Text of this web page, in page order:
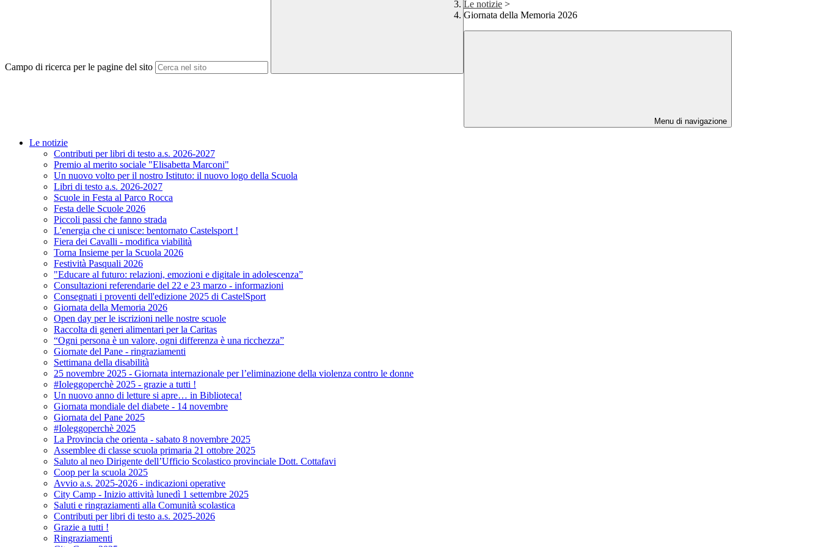
Campo di ricerca per le pagine del sito
Le notizie >
Giornata della Memoria 2026
Menu di navigazione
Le notizie
Contributi per libri di testo a.s. 2026-2027
Premio al merito sociale "Elisabetta Marconi"
Un nuovo volto per il nostro Istituto: il nuovo logo della Scuola
Libri di testo a.s. 2026-2027
Scuole in Festa al Parco Rocca
Festa delle Scuole 2026
Piccoli passi che fanno strada
L'energia che ci unisce: bentornato Castelsport !
Fiera dei Cavalli - modifica viabilità
Torna Insieme per la Scuola 2026
Festività Pasquali 2026
"Educare al futuro: relazioni, emozioni e digitale in adolescenza”
Consultazioni referendarie del 22 e 23 marzo - informazioni
Consegnati i proventi dell'edizione 2025 di CastelSport
Giornata della Memoria 2026
Open day per le iscrizioni nelle nostre scuole
Raccolta di generi alimentari per la Caritas
“Ogni persona è un valore, ogni differenza è una ricchezza”
Giornate del Pane - ringraziamenti
Settimana della disabilità
25 novembre 2025 - Giornata internazionale per l’eliminazione della violenza contro le donne
#Ioleggoperchè 2025 - grazie a tutti !
Un nuovo anno di letture si apre… in Biblioteca!
Giornata mondiale del diabete - 14 novembre
Giornata del Pane 2025
#Ioleggoperchè 2025
La Provincia che orienta - sabato 8 novembre 2025
Assemblee di classe scuola primaria 21 ottobre 2025
Saluto al neo Dirigente dell’Ufficio Scolastico provinciale Dott. Cottafavi
Coop per la scuola 2025
Avvio a.s. 2025-2026 - indicazioni operative
City Camp - Inizio attività lunedì 1 settembre 2025
Saluti e ringraziamenti alla Comunità scolastica
Contributi per libri di testo a.s. 2025-2026
Grazie a tutti !
Ringraziamenti